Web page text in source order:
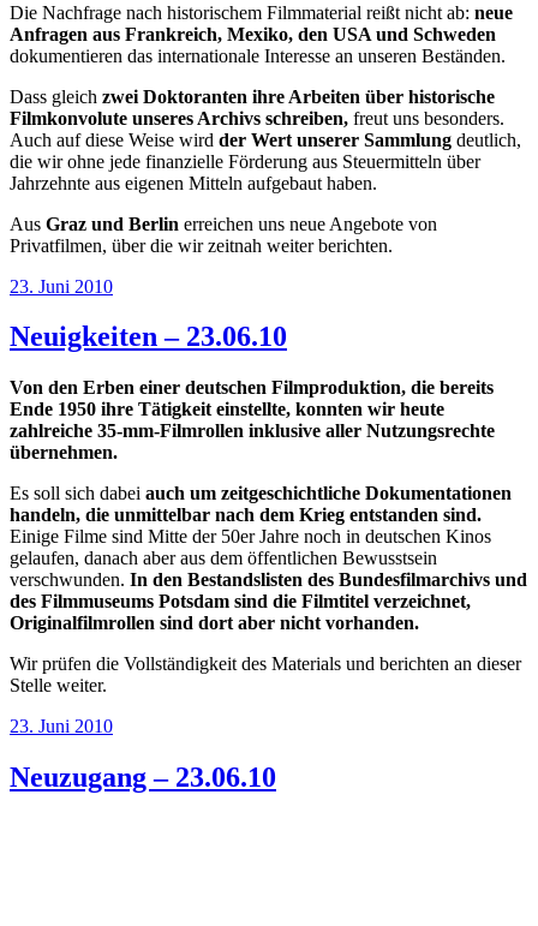
Die Nachfrage nach historischem Filmmaterial reißt nicht ab: neue
Anfragen aus Frankreich, Mexiko, den USA und Schweden
dokumentieren das internationale Interesse an unseren Beständen.
Dass gleich zwei Doktoranten ihre Arbeiten über historische
Filmkonvolute unseres Archivs schreiben, freut uns besonders.
Auch auf diese Weise wird der Wert unserer Sammlung deutlich,
die wir ohne jede finanzielle Förderung aus Steuermitteln über
Jahrzehnte aus eigenen Mitteln aufgebaut haben.
Aus Graz und Berlin erreichen uns neue Angebote von
Privatfilmen, über die wir zeitnah weiter berichten.
Veröffentlicht
23. Juni 2010
Neuigkeiten – 23.06.10
Von den Erben einer deutschen Filmproduktion, die bereits
Ende 1950 ihre Tätigkeit einstellte, konnten wir heute
zahlreiche 35-mm-Filmrollen inklusive aller Nutzungsrechte
übernehmen.
Es soll sich dabei auch um zeitgeschichtliche Dokumentationen
handeln, die unmittelbar nach dem Krieg entstanden sind.
Einige Filme sind Mitte der 50er Jahre noch in deutschen Kinos
gelaufen, danach aber aus dem öffentlichen Bewusstsein
verschwunden. In den Bestandslisten des Bundesfilmarchivs und
des Filmmuseums Potsdam sind die Filmtitel verzeichnet,
Originalfilmrollen sind dort aber nicht vorhanden.
Wir prüfen die Vollständigkeit des Materials und berichten an dieser
Stelle weiter.
Veröffentlicht
23. Juni 2010
Neuzugang – 23.06.10